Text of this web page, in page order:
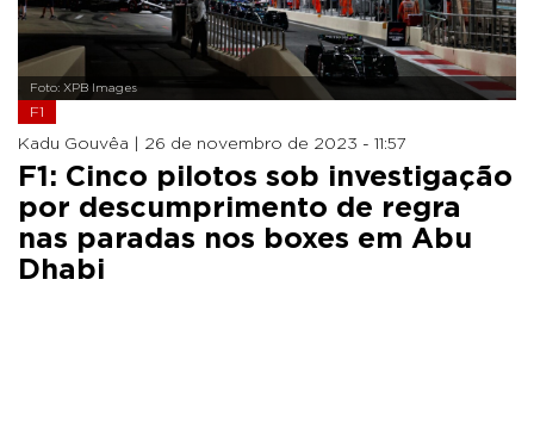
Foto: XPB Images
F1
Kadu Gouvêa | 26 de novembro de 2023 - 11:57
F1: Cinco pilotos sob investigação
por descumprimento de regra
nas paradas nos boxes em Abu
Dhabi